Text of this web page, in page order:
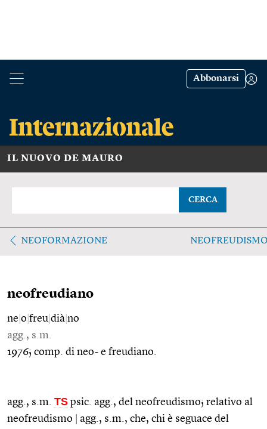
Abbonarsi
IL NUOVO DE MAURO
CERCA
NEOFORMAZIONE
neofreudiano
ne o freu dià no
agg., s.m.
1976; comp. di neo- e freudiano.
agg., s.m. TS psic. agg., del neofreudismo; relativo al
neofreudismo
agg., s.m., che, chi è seguace del